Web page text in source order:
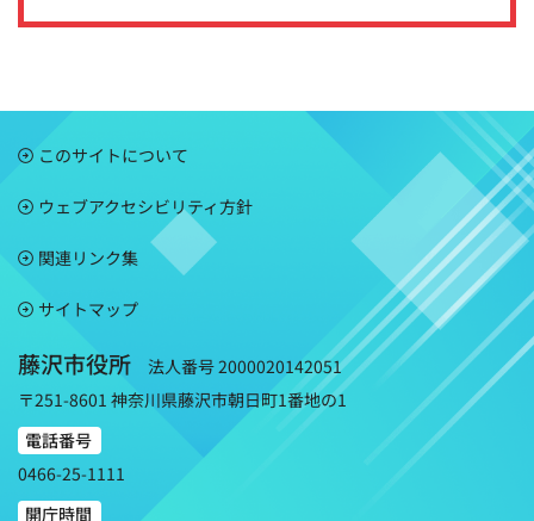
このサイトについて
ウェブアクセシビリティ方針
関連リンク集
サイトマップ
藤沢市役所
法人番号 2000020142051
〒251-8601 神奈川県藤沢市朝日町1番地の1
電話番号
0466-25-1111
開庁時間